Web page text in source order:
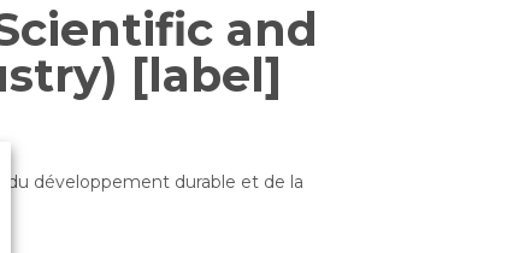
and
[label]
du développement durable et de la